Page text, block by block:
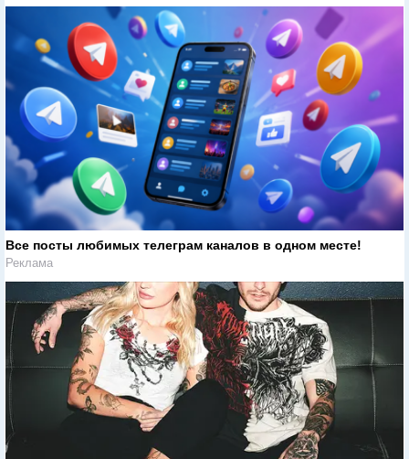
Все посты любимых телеграм каналов в одном месте!
Реклама